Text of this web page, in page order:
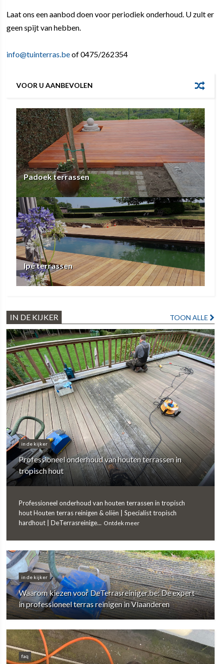
Laat ons een aanbod doen voor periodiek onderhoud. U zult er
geen spijt van hebben.
info@tuinterras.beof 0475/262354
VOOR U AANBEVOLEN
Padoek terrassen
Ipé terrassen
IN DE KIJKER TOON ALLE
in de kijker
Professioneel onderhoud van houten terrassen in
tropisch hout
Professioneel onderhoud van houten terrassen in tropisch
hout Houten terras reinigen & oliën | Specialist tropisch
hardhout | DeTerrasreinige... Ontdek meer
in de kijker
Waarom kiezen voor DeTerrasreiniger.be: De expert
in professioneel terras reinigen in Vlaanderen
faq